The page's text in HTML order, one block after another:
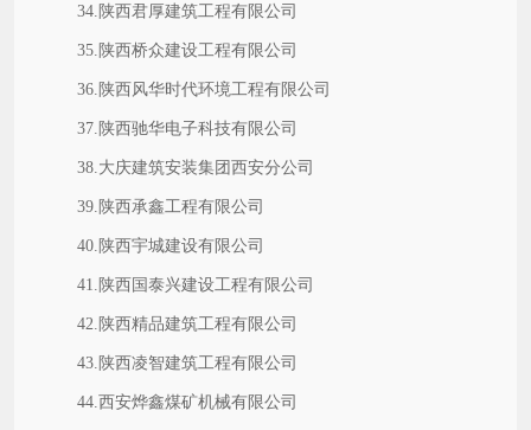
34.陕西君厚建筑工程有限公司
35.陕西桥众建设工程有限公司
36.陕西风华时代环境工程有限公司
37.陕西驰华电子科技有限公司
38.大庆建筑安装集团西安分公司
39.陕西承鑫工程有限公司
40.陕西宇城建设有限公司
41.陕西国泰兴建设工程有限公司
42.陕西精品建筑工程有限公司
43.陕西凌智建筑工程有限公司
44.西安烨鑫煤矿机械有限公司